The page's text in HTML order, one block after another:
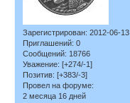
Зарегистрирован: 2012-06-13
Приглашений: 0
Сообщений: 18766
Уважение: [+274/-1]
Позитив: [+383/-3]
Провел на форуме:
2 месяца 16 дней